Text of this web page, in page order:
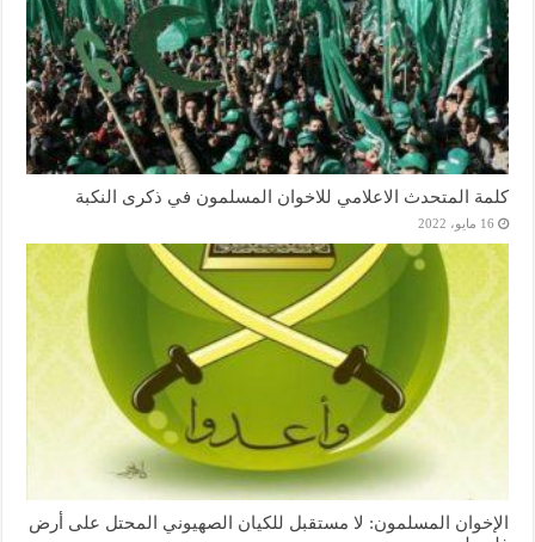
كلمة المتحدث الاعلامي للاخوان المسلمون في ذكرى النكبة
16 مايو، 2022
الإخوان المسلمون: لا مستقبل للكيان الصهيوني المحتل على أرض